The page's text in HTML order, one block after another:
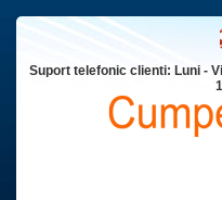
Suport telefonic clienti: Luni -